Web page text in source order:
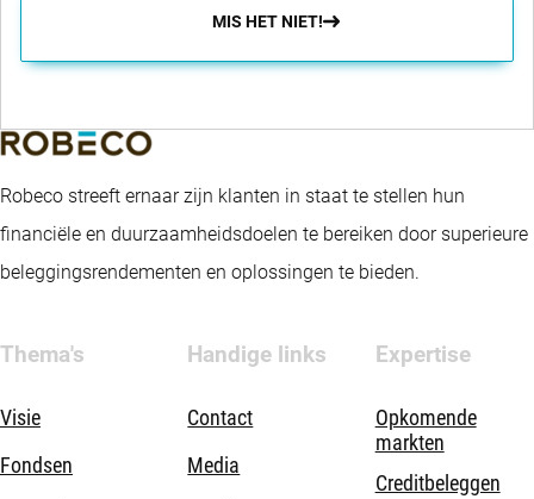
MIS HET NIET!
Robeco streeft ernaar zijn klanten in staat te stellen hun
financiële en duurzaamheidsdoelen te bereiken door superieure
beleggingsrendementen en oplossingen te bieden.
Thema's
Visie
Fondsen
Handige links
Contact
Media
Expertise
Opkomende
markten
Creditbeleggen